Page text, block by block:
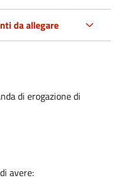
da allegare
di erogazione di
avere: